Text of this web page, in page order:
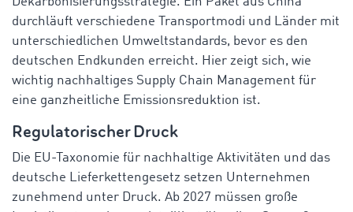
durchläuft verschiedene Transportmodi und Länder mit
unterschiedlichen Umweltstandards, bevor es den
deutschen Endkunden erreicht. Hier zeigt sich, wie
wichtig nachhaltiges Supply Chain Management für
eine ganzheitliche Emissionsreduktion ist.
Regulatorischer Druck
Die EU-Taxonomie für nachhaltige Aktivitäten und das
deutsche Lieferkettengesetz setzen Unternehmen
zunehmend unter Druck. Ab 2027 müssen große